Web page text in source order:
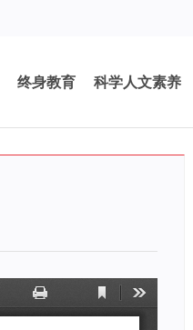
终身教育 科学人文素养